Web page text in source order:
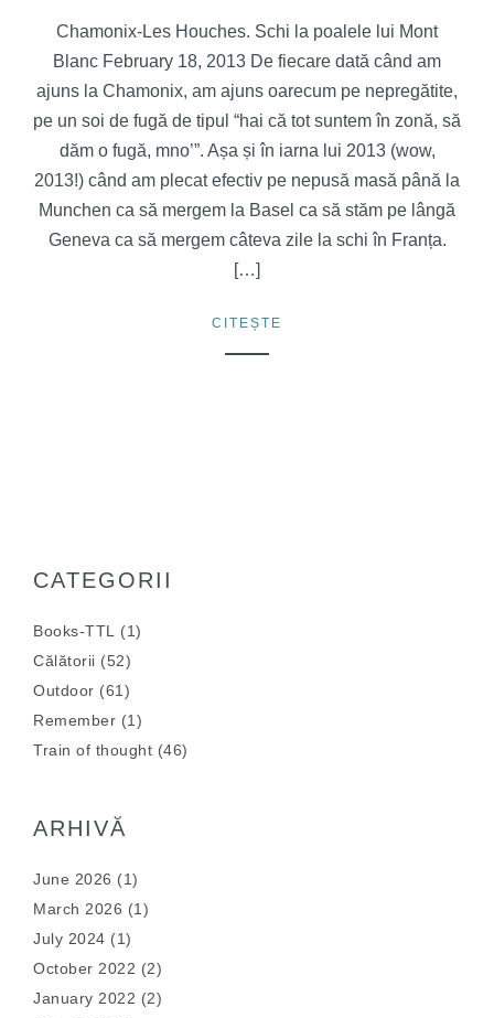
Chamonix-Les Houches. Schi la poalele lui Mont
Blanc February 18, 2013 De fiecare dată când am
ajuns la Chamonix, am ajuns oarecum pe nepregătite,
pe un soi de fugă de tipul “hai că tot suntem în zonă, să
dăm o fugă, mno’”. Așa și în iarna lui 2013 (wow,
2013!) când am plecat efectiv pe nepusă masă până la
Munchen ca să mergem la Basel ca să stăm pe lângă
Geneva ca să mergem câteva zile la schi în Franța.
[…]
CITEȘTE
CATEGORII
Books-TTL
(1)
Călătorii (52)
Outdoor (61)
Remember (1)
Train of thought (46)
ARHIVĂ
June 2026 (1)
March 2026 (1)
July 2024 (1)
October 2022 (2)
January 2022 (2)